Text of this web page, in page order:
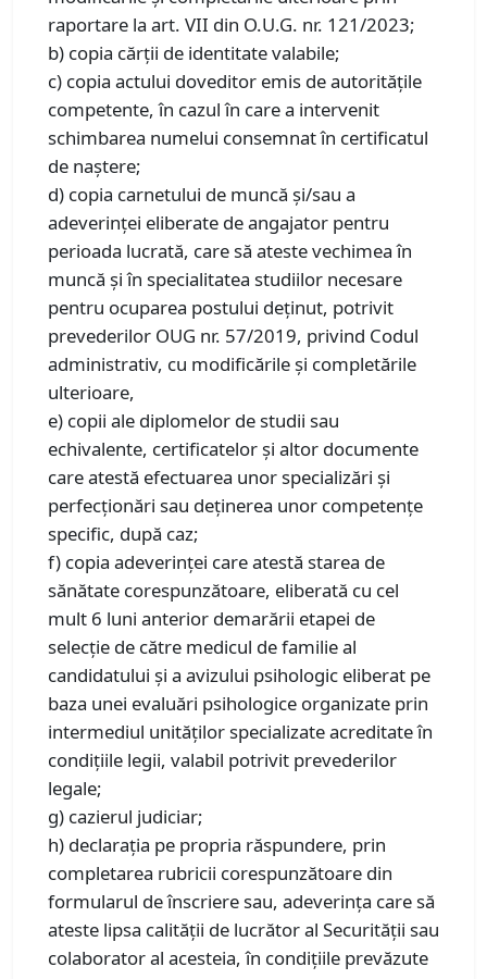
raportare la art. VII din O.U.G. nr. 121/2023;
b) copia cărții de identitate valabile;
c) copia actului doveditor emis de autoritățile
competente, în cazul în care a intervenit
schimbarea numelui consemnat în certificatul
de naștere;
d) copia carnetului de muncă şi/sau a
adeverinţei eliberate de angajator pentru
perioada lucrată, care să ateste vechimea în
muncă şi în specialitatea studiilor necesare
pentru ocuparea postului deținut, potrivit
prevederilor OUG nr. 57/2019, privind Codul
administrativ, cu modificările şi completările
ulterioare,
e) copii ale diplomelor de studii sau
echivalente, certificatelor și altor documente
care atestă efectuarea unor specializări și
perfecționări sau deținerea unor competențe
specific, după caz;
f) copia adeverinţei care atestă starea de
sănătate corespunzătoare, eliberată cu cel
mult 6 luni anterior demarării etapei de
selecție de către medicul de familie al
candidatului și a avizului psihologic eliberat pe
baza unei evaluări psihologice organizate prin
intermediul unităților specializate acreditate în
condițiile legii, valabil potrivit prevederilor
legale;
g) cazierul judiciar;
h) declaraţia pe propria răspundere, prin
completarea rubricii corespunzătoare din
formularul de înscriere sau, adeverinţa care să
ateste lipsa calităţii de lucrător al Securităţii sau
colaborator al acesteia, în condițiile prevăzute